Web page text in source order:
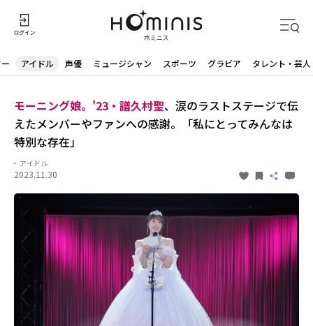
アイドル 声優 ミュージシャン スポーツ グラビア タレント・芸人
モーニング娘。'23・譜久村聖、涙のラストステージで伝
えたメンバーやファンへの感謝。「私にとってみんなは
特別な存在」
アイドル
2023.11.30